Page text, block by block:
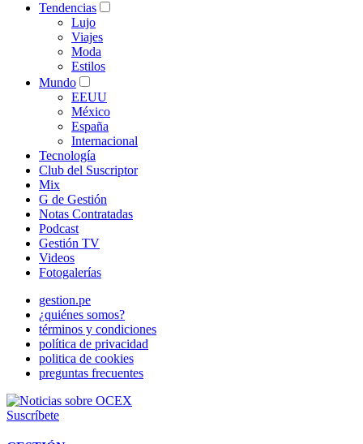
Tendencias
Lujo
Viajes
Moda
Estilos
Mundo
EEUU
México
España
Internacional
Tecnología
Club del Suscriptor
Mix
G de Gestión
Notas Contratadas
Podcast
Gestión TV
Videos
Fotogalerías
gestion.pe
¿quiénes somos?
términos y condiciones
política de privacidad
politica de cookies
preguntas frecuentes
Suscríbete